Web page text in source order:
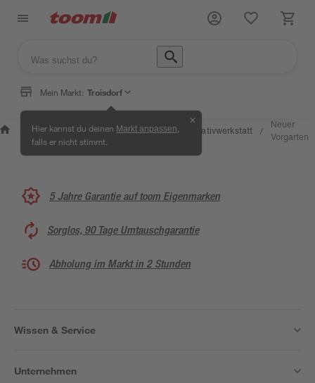
Mein Markt: Troisdorf
Hier kannst du deinen Markt anpassen
falls er nicht stimmt.
✕
Wissen &
Service
/
Selbermachen &
Ratgeber
/ Kreativwerkstatt /
Neuer
Vorgarten
5 Jahre Garantie auf toom Eigenmarken
Sorglos, 90 Tage Umtauschgarantie
Abholung im Markt in 2 Stunden
Wissen & Service
Unternehmen